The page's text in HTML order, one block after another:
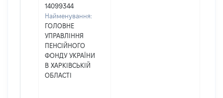
14099344
Найменування:
ГОЛОВНЕ
УПРАВЛІННЯ
ПЕНСІЙНОГО
ФОНДУ УКРАЇНИ
В ХАРКІВСЬКІЙ
ОБЛАСТІ